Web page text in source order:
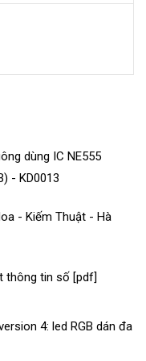
dùng IC NE555
- KD0013
- Kiếm Thuật - Hà
thông tin số [pdf]
4: led RGB dán đa